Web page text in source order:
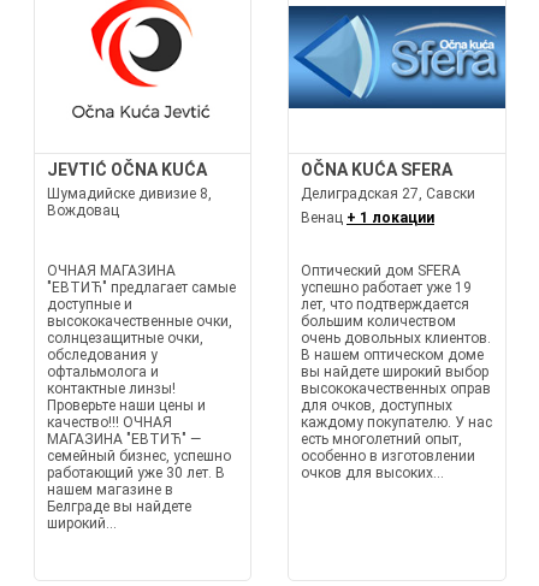
JEVTIĆ OČNA KUĆA
Шумадийске дивизие 8,
Вождовац
ОЧНАЯ МАГАЗИНА
"ЕВТИЋ" предлагает самые
доступные и
высококачественные очки,
солнцезащитные очки,
обследования у
офтальмолога и
контактные линзы!
Проверьте наши цены и
качество!!! ОЧНАЯ
МАГАЗИНА "ЕВТИЋ" —
семейный бизнес, успешно
работающий уже 30 лет. В
нашем магазине в
Белграде вы найдете
широкий...
OČNA KUĆA SFERA
Делиградская 27, Савски
Венац + 1 локации
Оптический дом SFERA
успешно работает уже 19
лет, что подтверждается
большим количеством
очень довольных клиентов.
В нашем оптическом доме
вы найдете широкий выбор
высококачественных оправ
для очков, доступных
каждому покупателю. У нас
есть многолетний опыт,
особенно в изготовлении
очков для высоких...